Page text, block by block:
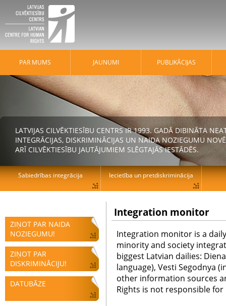
ZIŅOT PAR NAIDA
NOZIEGUMU!
ZIŅOT PAR
DISKRIMINĀCIJU!
DATUBĀZE
Integration monitor
Integration monitor is a
minority and society
biggest Latvian dailies:
language), Vesti Segodnya
other information sources
Rights is not responsible
PAR MUMS JAUNUMI PUBLIKĀCIJAS
LATVIJAS CILVĒKTIESĪBU CENTRS IR 1993. GADĀ DIBINĀTA
INTEGRĀCIJAS, DISKRIMINĀCIJAS UN NAIDA NOZIEGUMU
ARĪ CILVĒKTIESĪBU JAUTĀJUMIEM SLĒGTAJĀS IESTĀDĒS.
Sabiedrības integrācija Iecietība un pretdiskriminācija